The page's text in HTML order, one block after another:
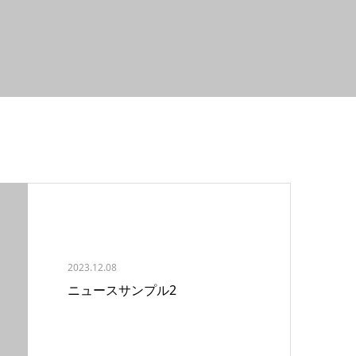
2023.12.08
ニュースサンプル2